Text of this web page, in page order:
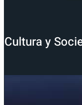
Cultura y